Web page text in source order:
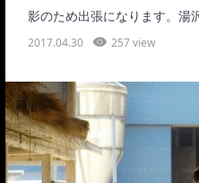
影のため出張になります。湯
2017.04.30 257 view